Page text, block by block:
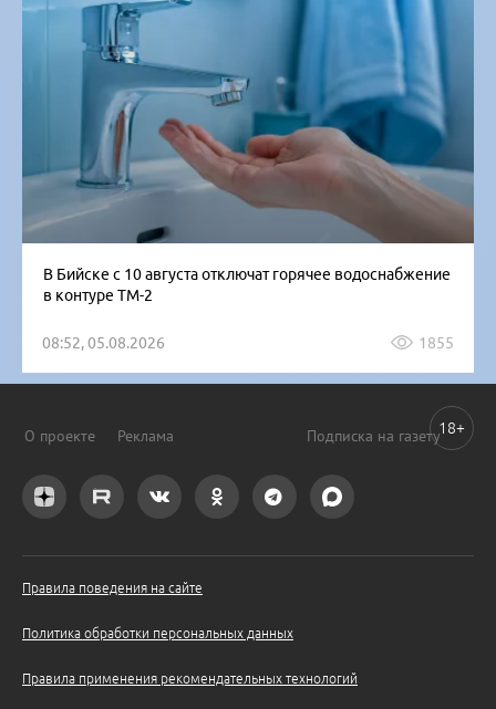
В Бийске с 10 августа отключат горячее водоснабжение
в контуре ТМ-2
08:52, 05.08.2026 1855
О проекте Реклама Подписка на газету
Правила поведения на сайте
Политика обработки персональных данных
Правила применения рекомендательных технологий
18+